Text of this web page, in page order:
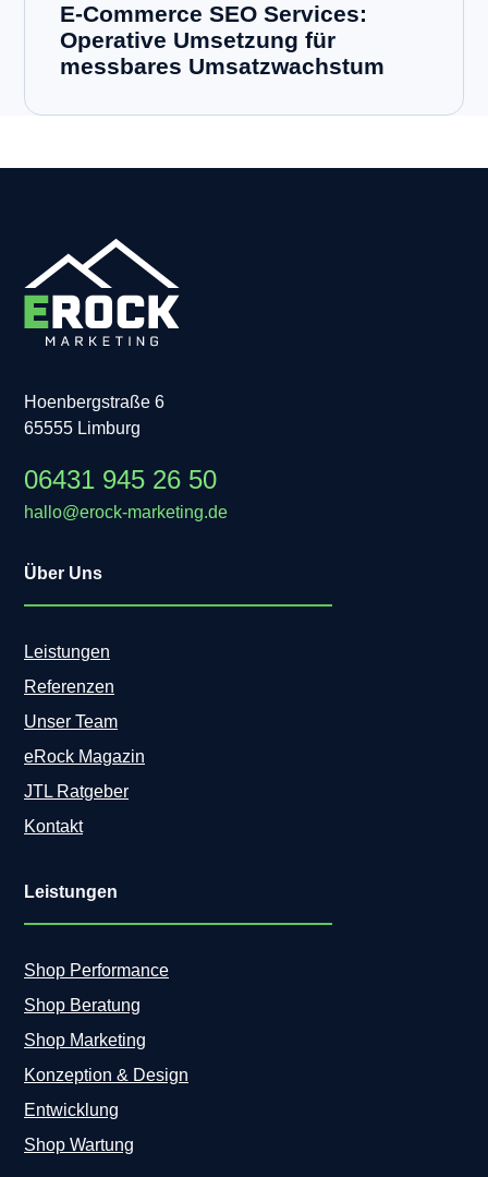
E-Commerce SEO Services:
Operative Umsetzung für
messbares Umsatzwachstum
Hoenbergstraße 6
65555 Limburg
06431 945 26 50
hallo@erock-marketing.de
Über Uns
Leistungen
Referenzen
Unser Team
eRock Magazin
JTL Ratgeber
Kontakt
Leistungen
Shop Performance
Shop Beratung
Shop Marketing
Konzeption & Design
Entwicklung
Shop Wartung